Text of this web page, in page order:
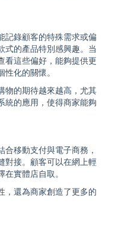
記錄顧客的特殊需求或偏
式的產品特別感興趣。当
看這些偏好，能夠提供更
化的關懷。
物的期待越來越高，尤其
統的應用，使得商家能夠
移動支付與電子商務，
對接。顧客可以在網上輕
實體店自取。
，還為商家創造了更多的